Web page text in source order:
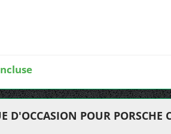
D'OCCASION POUR PORSCHE